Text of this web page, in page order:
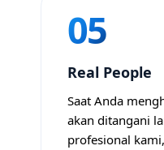
05
Real People
Saat Anda
akan ditangani
profesional